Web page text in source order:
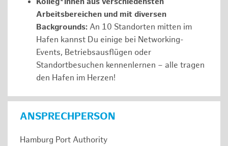
Arbeitsbereichen und mit diversen
Backgrounds: An 10 Standorten mitten im
Hafen kannst Du einige bei Networking-
Events, Betriebsausflügen oder
Standortbesuchen kennenlernen – alle tragen
den Hafen im Herzen!
ANSPRECHPERSON
Hamburg Port Authority